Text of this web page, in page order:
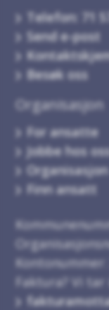
Telefon: 71
Send e-post
Besøk oss
Organisasjon
For ansatte
Jobbe hos
Organisasjon
Finn ansatt
Kontonummer:
Faktura? Vi